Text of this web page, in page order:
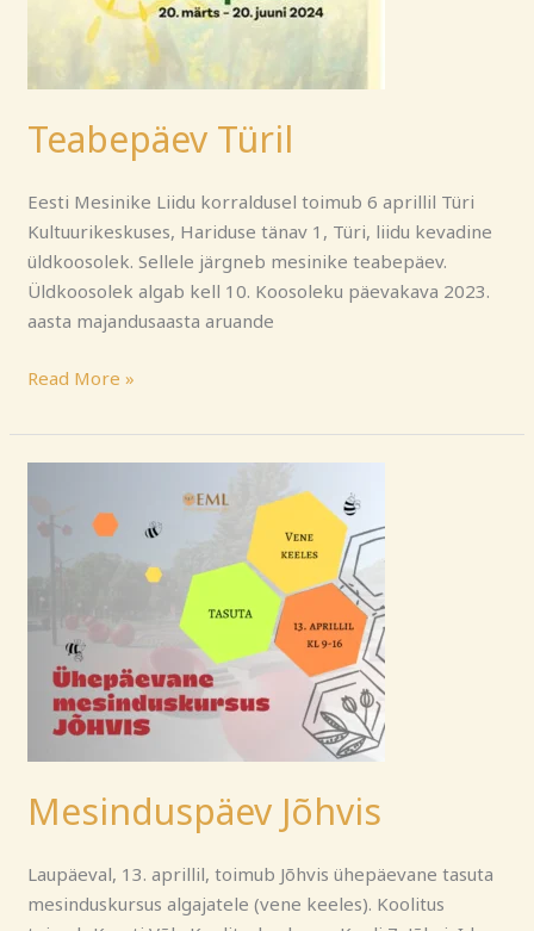
Teabepäev Türil
Eesti Mesinike Liidu korraldusel toimub 6 aprillil Türi
Kultuurikeskuses, Hariduse tänav 1, Türi, liidu kevadine
üldkoosolek. Sellele järgneb mesinike teabepäev.
Üldkoosolek algab kell 10. Koosoleku päevakava 2023.
aasta majandusaasta aruande
Read More »
Mesinduspäev Jõhvis
Laupäeval, 13. aprillil, toimub Jõhvis ühepäevane tasuta
mesinduskursus algajatele (vene keeles). Koolitus